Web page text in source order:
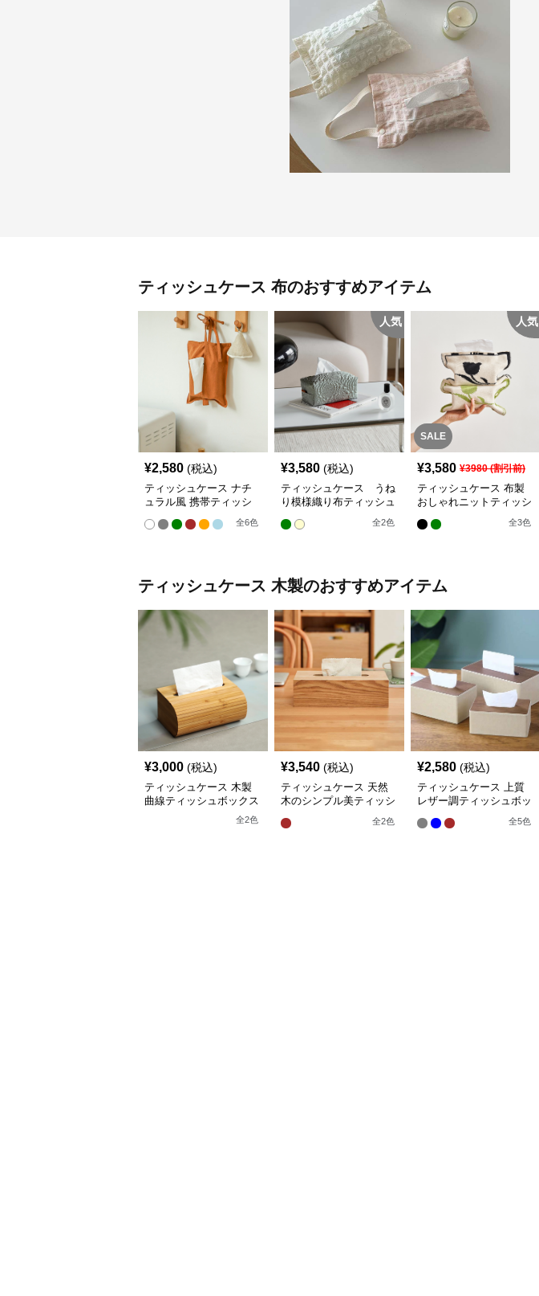
ティッシュケース 布のおすすめアイテム
¥2,580 (税込)
ティッシュケース ナチ
ュラル風 携帯ティッシ
全6色
人気
¥3,580 (税込)
ティッシュケース うね
り模様織り布ティッシュ
全2色
SALE
人気
¥3,580 ¥3980(割引前)
ティッシュケース 布製
おしゃれニットティッシ
全3色
ティッシュケース 木製のおすすめアイテム
¥3,000 (税込)
ティッシュケース 木製
曲線ティッシュボックス
全2色
¥3,540 (税込)
ティッシュケース 天然
木のシンプル美ティッシ
全2色
¥2,580 (税込)
ティッシュケース 上質
レザー調ティッシュボッ
全5色